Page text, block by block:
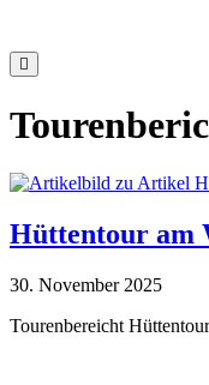
Hüttentour am
30. November 2025
Tourenbereicht